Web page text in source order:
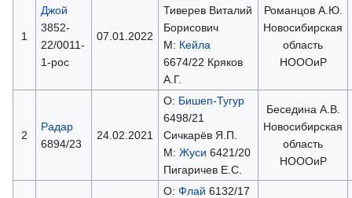
1
Джой
3852-
22/0011-
1-рос
07.01.2022
Тиверев Виталий
Борисович
М: Кейла
6674/22 Кряков
А.Г.
Романцов А.Ю.
Новосибирская
область
НОООиР
2
Радар
6894/23
24.02.2021
О: Бишеп-Тугур
6498/21
Сичкарёв Я.П.
М: Жуси 6421/20
Пигаричев Е.С.
Беседина А.В.
Новосибирская
область
НОООиР
О: Флай 6132/17